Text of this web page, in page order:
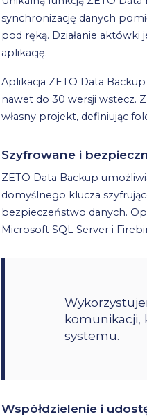
synchronizację danych
pod ręką. Działanie
aplikację.
Aplikacja ZETO Data
nawet do 30 wersji wstecz.
własny projekt, definiując
Szyfrowane i
ZETO Data Backup
domyślnego klucza
bezpieczeństwo danych.
Microsoft SQL Server i
komunikacji,
systemu.
Współdzielenie i